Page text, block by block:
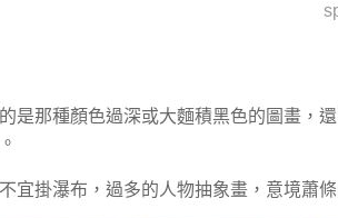
是那種顏色過深或大麵積黑色的圖畫，
宜掛瀑布，過多的人物抽象畫，意境蕭